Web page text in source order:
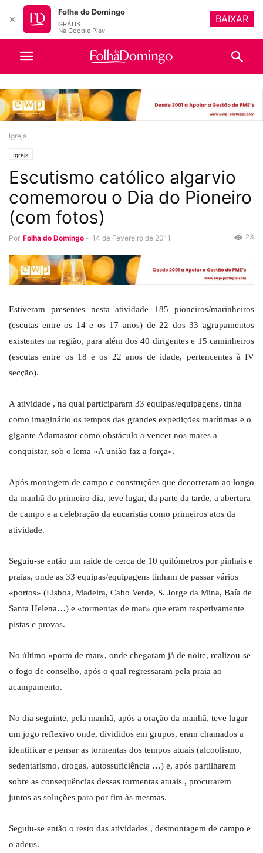
Igreja
Igreja
Escutismo católico algarvio
comemorou o Dia do Pioneiro
(com fotos)
Por Folha do Domingo - 14 de Fevereiro de 2011 23
Estiveram presentes nesta atividade 185 pioneiros/marinheiros
(escutas entre os 14 e os 17 anos) de 22 dos 33 agrupamentos
existentes na região, para além dos 40 dirigentes e 15 caminheiros
(escutas entre os 18 e os 22 anos de idade, pertencentes à IV
secção).
A atividade , na qual participaram 33 equipas/equipagens, tinha
como imaginário os tempos das grandes expedições marítimas e o
gigante Adamastor como obstáculo a vencer nos mares a
conquistar, sob o lema «A união faz a força».
Após montagem de campo e construções que decorreram ao longo
da manhã do primeiro dia, teve lugar, da parte da tarde, a abertura
de campo e a celebração da eucaristia como primeiros atos da
atividade.
Seguiu-se então um raide de cerca de 10 quilómetros por pinhais e
praias, onde as 33 equipas/equipagens tinham de passar vários
«portos» (Lisboa, Madeira, Cabo Verde, S. Jorge da Mina, Baía de
Santa Helena…) e «tormentas de mar» que eram respetivamente
pistas e provas.
No último «porto de mar», onde chegaram já de noite, realizou-se
o fogo de conselho, após o qual regressaram pela praia ao
acampamento.
No dia seguinte, pela manhã, após a oração da manhã, teve lugar
um jogo reflexivo onde, divididos em grupos, eram chamados a
identificar e pensar as tormentas dos tempos atuais (alcoolismo,
sedentarismo, drogas, autossuficiência …) e, após partilharem
sobre as consequências dessas tormentas atuais , procurarem
juntos as soluções para por fim às mesmas.
Seguiu-se então o resto das atividades , desmontagem de campo e
o adeus.
✕
Folha do Domingo
GRÁTIS
Na Google Play
BAIXAR